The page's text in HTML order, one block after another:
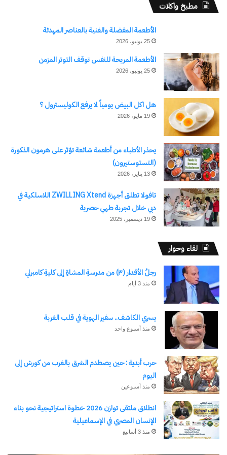
مرتبط
نتائج مباريات كأس العالم 2026
والفرق المتأهلة للدور ربع
في "رياضة Sports"
نتائج مبارايات كأس العالم لكرة
في "رياضة Sports"
المنتخبات التي تأهلت إلى دور
الـ 16 لكأس العالم 2026
30 يونيو، 2026
في "رياضة Sports"
اكتشاف المزيد من
اشترك للحصول على أحدث التدوينات المرسلة إلى بريدك
الإلكتروني.
كتابة بريدك الإلكتروني...
مطبخ واكلات
الأطعمة المفضلة والغنية بالعناصر المهدئة
25 يونيو، 2026
الأطعمة المريحة للنفس توقف التوتر المزمن
25 يونيو، 2026
هل اكل البيض يومياً لا يرفع الكوليسترول ؟
19 مايو، 2026
يحذر الأطباء من أطعمة شائعة تؤثر على هرمون الذكورة
(التستوستيرون)
13 يناير، 2026
تافولا تطلق أجهزة ZWILLING Xtend اللاسلكية في
دبي خلال تجربة طهي حصرية
19 ديسمبر، 2025
لقاء وحوار
رجلُ الأقدار (٣) من مدرسةِ المشاةِ إلى كليةِ كامبرلي
منذ 3 أيام
يسري الكاشف.. سفير الهوية في قلب الغربة
منذ أسبوع واحد
حرب أبدية : حين يصطدم الشرق بالغرب من كورش إلى
اليوم
منذ أسبوعين
انطلاق ملتقى توازن 2026 خطوة استراتيجية نحو بناء
الإنسان المصري في الإسماعيلية
منذ 3 أسابيع